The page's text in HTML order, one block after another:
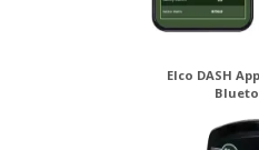
Elco DASH